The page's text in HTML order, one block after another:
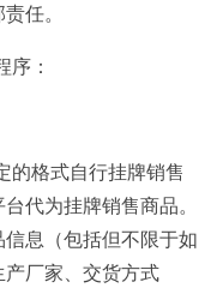
任。
：
的格式自行挂牌销售
代为挂牌销售商品。
息（包括但不限于如
厂家、交货方式